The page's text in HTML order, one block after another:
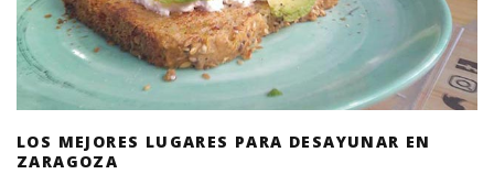
LOS MEJORES LUGARES PARA DESAYUNAR EN
ZARAGOZA